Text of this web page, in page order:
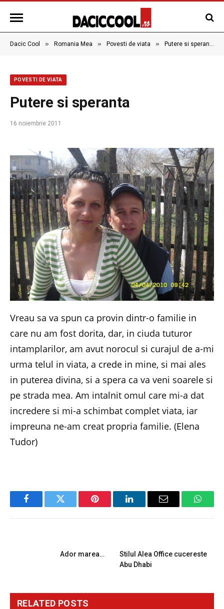
Dacic Cool » Romania Mea » Povesti de viata » Putere si speranta
POVESTI DE VIATA
Putere si speranta
16 noiembrie 2011
Vreau sa va spun ca provin dintr-o familie in
care nu am fost dorita, dar, in ciuda tuturor
intamplarilor, am avut norocul si curajul de a-mi
urma telul in viata, a crede in mine, si mai ales
in puterea divina, si a spera ca va veni soarele si
pe strada mea. Am intalnit omul care mi-a dat
incredere si mi-a schimbat complet viata, iar
impreuna ne-am creat propria familie. (Elena
Tudor)
FacebookTwitter Pinterest LinkedInEmail
Ador marea…
Stilul Alea Office cucereste
Abu Dhabi
RELATED POSTS